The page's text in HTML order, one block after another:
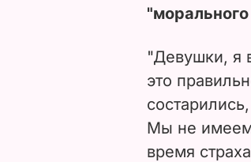
"Девушки, я
это
Мы не имеем
время